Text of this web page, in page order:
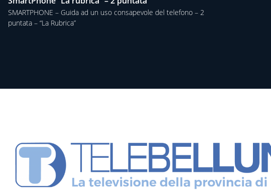
SMARTPHONE – Guida ad un uso consapevole del telefono – 2
puntata – “La Rubrica”